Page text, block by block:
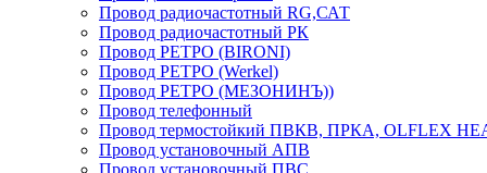
Провод радиочастотный RG,САТ
Провод радиочастотный РК
Провод РЕТРО (BIRONI)
Провод РЕТРО (Werkel)
Провод РЕТРО (МЕЗОНИНЪ))
Провод телефонный
Провод термостойкий ПВКВ, ПРКА, OLFLEX
Провод установочный АПВ